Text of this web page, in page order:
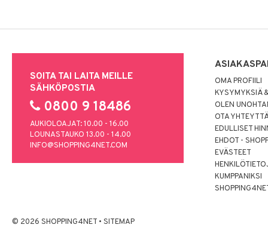
SOITA TAI LAITA MEILLE
SÄHKÖPOSTIA
0800 9 18486
AUKIOLOAJAT: 10.00 - 16.00
LOUNASTAUKO 13.00 - 14.00
INFO@SHOPPING4NET.COM
OMA PROFIILI
KYSYMYKSIÄ
OLEN
OTA
EDULLISET
EHDOT -
EVÄSTEET
KUMPPANIKSI
© 2026 SHOPPING4NET • SITEMAP